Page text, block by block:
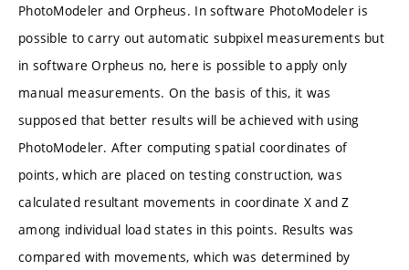
PhotoModeler and Orpheus. In software PhotoModeler is
possible to carry out automatic subpixel measurements but
in software Orpheus no, here is possible to apply only
manual measurements. On the basis of this, it was
supposed that better results will be achieved with using
PhotoModeler. After computing spatial coordinates of
points, which are placed on testing construction, was
calculated resultant movements in coordinate X and Z
among individual load states in this points. Results was
compared with movements, which was determined by